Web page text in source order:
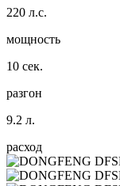
220 л.с.
мощность
10 сек.
разгон
9.2 л.
расход